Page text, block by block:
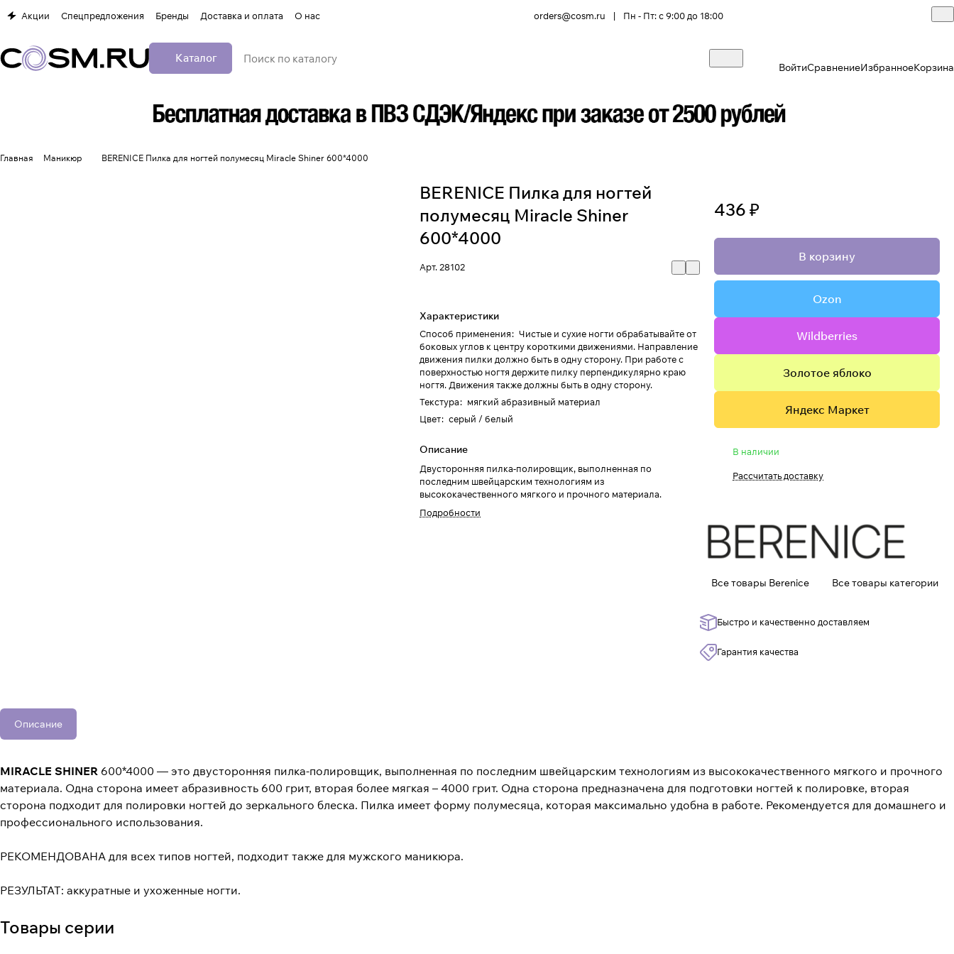
Акции Спецпредложения Бренды Доставка и оплата О нас orders@cosm.ru | Пн - Пт: с 9:00 до 18:00
Каталог
ВойтиСравнениеИзбранноеКорзина
Главная Маникюр BERENICE Пилка для ногтей полумесяц Miracle Shiner 600*4000
BERENICE Пилка для ногтей
полумесяц Miracle Shiner
600*4000
Арт.28102
Характеристики
Способ применения: Чистые и сухие ногти обрабатывайте от
боковых углов к центру короткими движениями. Направление
движения пилки должно быть в одну сторону. При работе с
поверхностью ногтя держите пилку перпендикулярно краю
ногтя. Движения также должны быть в одну сторону.
Текстура: мягкий абразивный материал
Цвет: серый / белый
Описание
Двусторонняя пилка-полировщик, выполненная по
последним швейцарским технологиям из
высококачественного мягкого и прочного материала.
Подробности
436 ₽
В корзину
Ozon
Wildberries
Золотое яблоко
Яндекс Маркет
В наличии
Рассчитать доставку
Все товары Berenice Все товары категории
Быстро и качественно доставляем
Гарантия качества
Описание
MIRACLE SHINER 600*4000 — это двусторонняя пилка-полировщик, выполненная по последним швейцарским технологиям из высококачественного мягкого и прочного
материала. Одна сторона имеет абразивность 600 грит, вторая более мягкая – 4000 грит. Одна сторона предназначена для подготовки ногтей к полировке, вторая
сторона подходит для полировки ногтей до зеркального блеска. Пилка имеет форму полумесяца, которая максимально удобна в работе. Рекомендуется для домашнего и
профессионального использования.
РЕКОМЕНДОВАНА для всех типов ногтей, подходит также для мужского маникюра.
РЕЗУЛЬТАТ: аккуратные и ухоженные ногти.
Товары серии